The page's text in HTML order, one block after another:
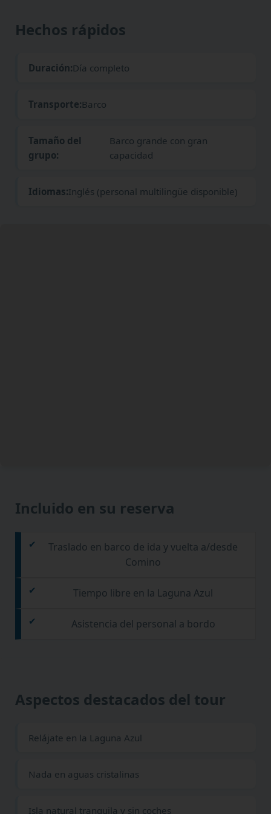
Hechos rápidos
Duración:Día completo
Transporte:Barco
Tamaño del
grupo:
Barco grande con gran
capacidad
Idiomas:Inglés (personal multilingüe disponible)
Incluido en su reserva
Traslado en barco de ida y vuelta a/desde
Comino
Tiempo libre en la Laguna Azul
Asistencia del personal a bordo
Aspectos destacados del tour
Relájate en la Laguna Azul
Nada en aguas cristalinas
Isla natural tranquila y sin coches